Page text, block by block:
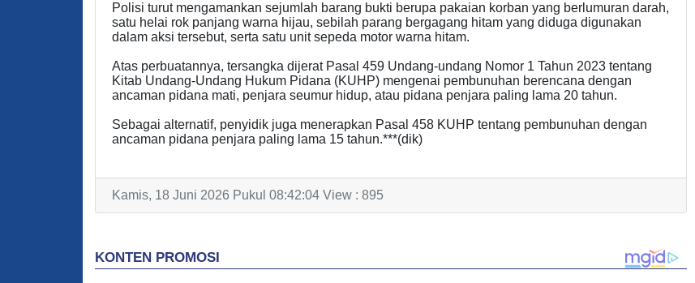
Polisi turut mengamankan sejumlah barang bukti berupa pakaian korban yang berlumuran darah,
satu helai rok panjang warna hijau, sebilah parang bergagang hitam yang diduga digunakan
dalam aksi tersebut, serta satu unit sepeda motor warna hitam.
Atas perbuatannya, tersangka dijerat Pasal 459 Undang-undang Nomor 1 Tahun 2023 tentang
Kitab Undang-Undang Hukum Pidana (KUHP) mengenai pembunuhan berencana dengan
ancaman pidana mati, penjara seumur hidup, atau pidana penjara paling lama 20 tahun.
Sebagai alternatif, penyidik juga menerapkan Pasal 458 KUHP tentang pembunuhan dengan
ancaman pidana penjara paling lama 15 tahun.***(dik)
Kamis, 18 Juni 2026 Pukul 08:42:04 View : 895